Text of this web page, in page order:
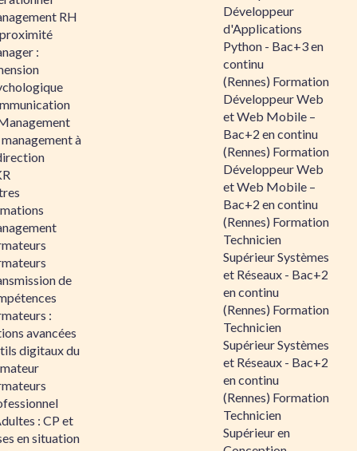
RH
:
à
de
:
avancées
digitaux du
: CP et
en situation
Développeur
d'Applications
Python - Bac+3 en
continu
(Rennes) Formation
Développeur Web
et Web Mobile –
Bac+2 en continu
(Rennes) Formation
Développeur Web
et Web Mobile –
Bac+2 en continu
(Rennes) Formation
Technicien
Supérieur Systèmes
et Réseaux - Bac+2
en continu
(Rennes) Formation
Technicien
Supérieur Systèmes
et Réseaux - Bac+2
en continu
(Rennes) Formation
Technicien
Supérieur en